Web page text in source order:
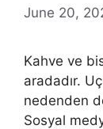
June 20,
Kahve ve
aradadır.
nedenden
Sosyal